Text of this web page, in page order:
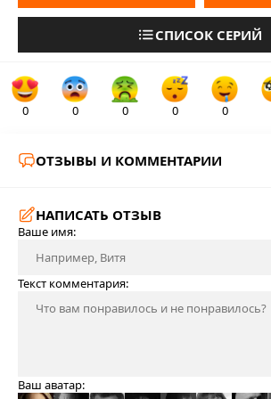
СПИСОК СЕРИЙ
0 0 0 0 0
ОТЗЫВЫ И КОММЕНТАРИИ
НАПИСАТЬ ОТЗЫВ
Ваше имя:
Текст комментария:
Ваш аватар: